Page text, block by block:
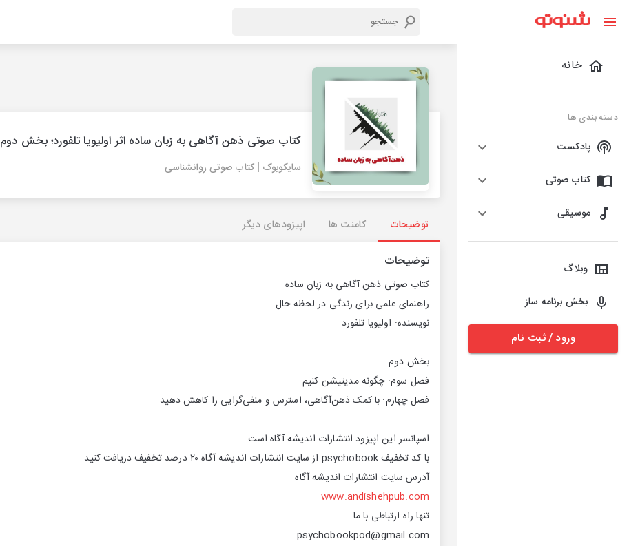
خانه
دسته بندی ها
پادکست
کتاب صوتی
موسیقی
وبلاگ
بخش برنامه ساز
ورود / ثبت نام
کتاب صوتی ذهن‌ آگاهی به زبان ساده اثر اولیویا تلفورد؛ بخش دوم
سایکوبوک | کتاب صوتی روانشناسی
توضیحات کامنت ها اپیزودهای دیگر
توضیحات
کتاب صوتی ذهن‌ آگاهی به زبان ساده
راهنمای علمی برای زندگی در لحظه حال
نویسنده: اولیویا تلفورد
بخش دوم
فصل سوم: چگونه مدیتیشن کنیم
فصل چهارم: با کمک ذهن‌آگاهی، استرس و منفی‌گرایی را کاهش دهید
اسپانسر این اپیزود انتشارات اندیشه آگاه است
با کد تخفیف psychobook از سایت انتشارات اندیشه آگاه ۲۰ درصد تخفیف دریافت کنید
آدرس سایت انتشارات اندیشه آگاه
www.andishehpub.com
تنها راه ارتباطی با ما
psychobookpod@gmail.com